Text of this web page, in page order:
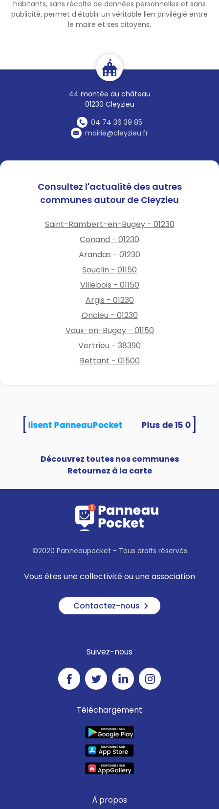
habitants, sans récolte de données personnelles et sans
publicité, permet d’établir un véritable lien privilégié entre
le maire et ses citoyens.
44 montée du château
01230 Cleyzieu
04 74 36 39 85
mairie@cleyzieu.fr
Consultez l'actualité des autres
communes autour de Cleyzieu
Saint-Rambert-en-Bugey - 01230
Conand - 01230
Arandas - 01230
Souclin - 01150
Villebois - 01150
Argis - 01230
Oncieu - 01230
Vaux-en-Bugey - 01150
Vertrieu - 38390
Bettant - 01500
utilisent PanneauPocket
Découvrez toutes nos communes
Retournez à la carte
©2020 Panneaupocket - Tous droits réservés
Vous êtes une collectivité ou une association
Contactez-nous
Suivez-nous
Téléchargement
À propos